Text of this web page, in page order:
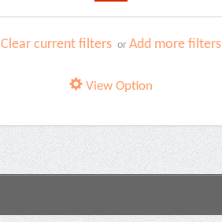
Clear current filters orAdd more filters
View Option